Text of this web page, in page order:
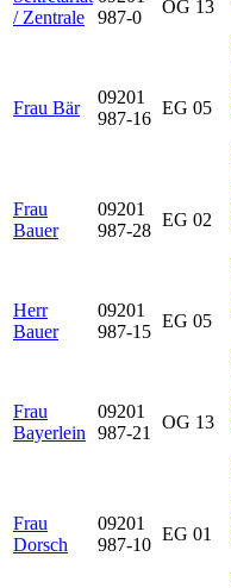
/ Zentrale
987-0
OG 13
Frau Bär
09201
987-16
EG 05
Frau
Bauer
09201
987-28
EG 02
Herr
Bauer
09201
987-15
EG 05
Frau
Bayerlein
09201
987-21
OG 13
Frau
Dorsch
09201
987-10
EG 01